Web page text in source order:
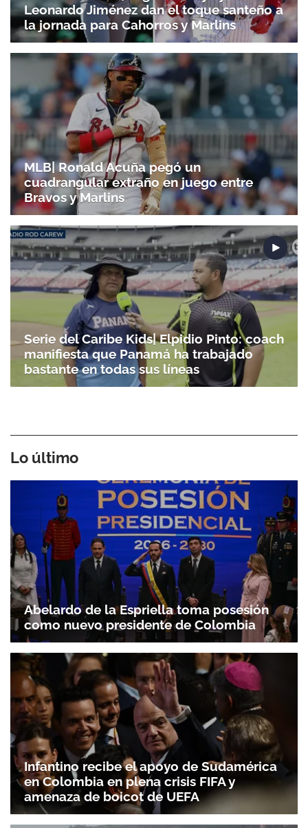
Leonardo Jiménez dan el toque santeño a
la jornada para Cahorros y Marlins
MLB| Ronald Acuña pegó un
cuadrangular extraño en juego entre
Bravos y Marlins
Serie del Caribe Kids| Elpidio Pinto: coach
manifiesta que Panamá ha trabajado
bastante en todas sus líneas
Lo último
Abelardo de la Espriella toma posesión
como nuevo presidente de Colombia
Infantino recibe el apoyo de Sudamérica
en Colombia en plena crisis FIFA y
amenaza de boicot de UEFA